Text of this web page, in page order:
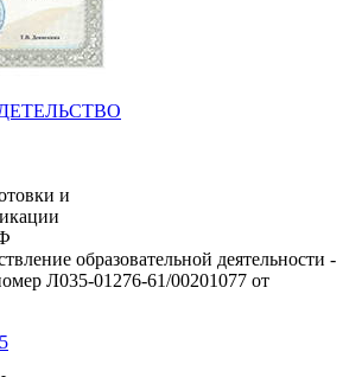
и
образовательной деятельности -
Л035-01276-61/00201077 от